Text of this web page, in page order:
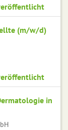
(m/w/d)
in